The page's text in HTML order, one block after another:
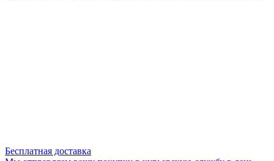
Бесплатная доставка